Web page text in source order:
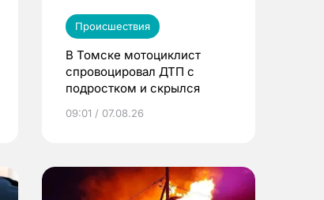
Происшествия
В Томске мотоциклист
спровоцировал ДТП с
подростком и скрылся
09:01 / 07.08.26